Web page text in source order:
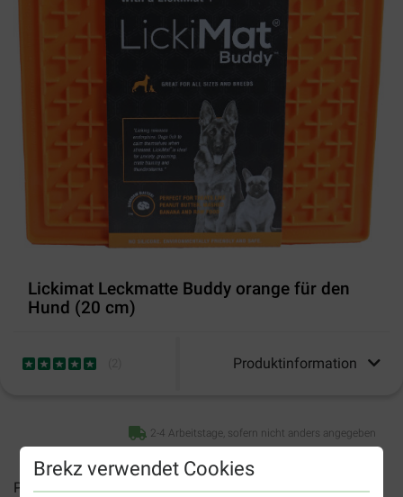
Brekz verwendet Cookies
Lickimat Leckmatte Buddy orange für den
Hund (20 cm)
Produktinformation
2-4 Arbeitstage, sofern nicht anders angegeben
Preise inkl. MwSt zzgl.Versandkosten